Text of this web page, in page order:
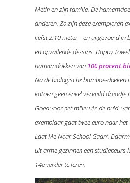
Metin en zijn familie. De
anderen. Zo zijn deze exemplaren
liefst 2.10 meter – en uitgevoerd in
en opvallende dessins. Happy
hamamdoeken van 100 procent
Na de biologische bamboe-doeken
katoen geen enkel vervuild draadje
Goed voor het milieu én de huid.
exemplaar gaat twee euro naar het
Laat Me Naar School Gaan’.
uit arme gezinnen een studiebeurs
14e verder te leren.